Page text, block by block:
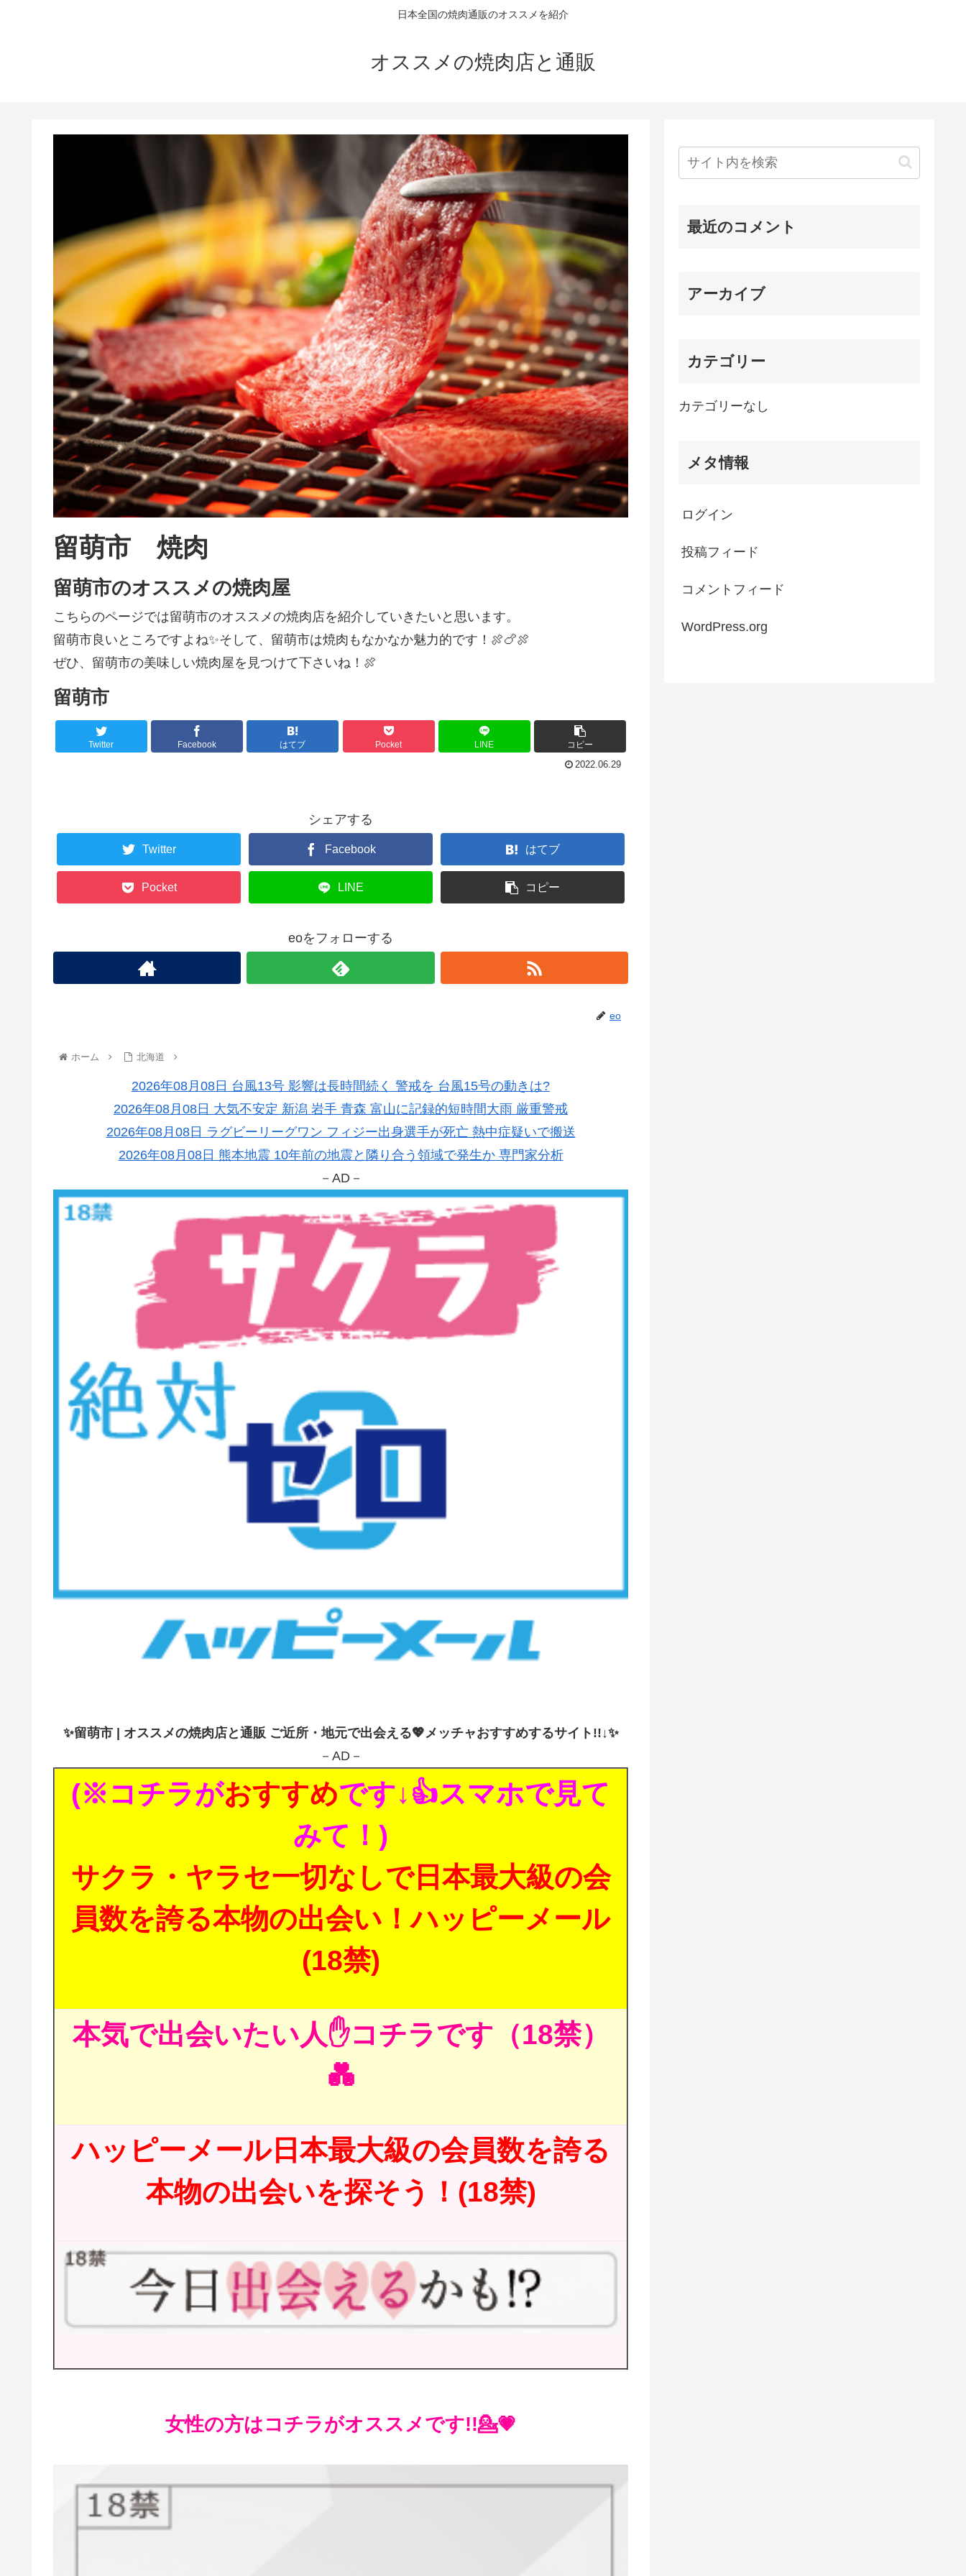
日本全国の焼肉通販のオススメを紹介
オススメの焼肉店と通販
留萌市 焼肉
留萌市のオススメの焼肉屋
こちらのページでは留萌市のオススメの焼肉店を紹介していきたいと思います。
留萌市良いところですよね✨そして、留萌市は焼肉もなかなか魅力的です！🍖🍗🍖
ぜひ、留萌市の美味しい焼肉屋を見つけて下さいね！🍖
留萌市
Twitter Facebook はてブ Pocket LINE コピー
2022.06.29
シェアする
Twitter Facebook はてブ
Pocket LINE コピー
eoをフォローする
eo
ホーム 北海道
2026年08月08日 台風13号 影響は長時間続く 警戒を 台風15号の動きは?
2026年08月08日 大気不安定 新潟 岩手 青森 富山に記録的短時間大雨 厳重警戒
2026年08月08日 ラグビーリーグワン フィジー出身選手が死亡 熱中症疑いで搬送
2026年08月08日 熊本地震 10年前の地震と隣り合う領域で発生か 専門家分析
－AD－
✨留萌市 | オススメの焼肉店と通販 ご近所・地元で出会える💖メッチャおすすめするサイト!!↓✨
－AD－
(※コチラがおすすめです↓👍スマホで見て
みて！)
サクラ・ヤラセ一切なしで日本最大級の会
員数を誇る本物の出会い！ハッピーメール
(18禁)
本気で出会いたい人✋コチラです（18禁）
💑
ハッピーメール日本最大級の会員数を誇る
本物の出会いを探そう！(18禁)
女性の方はコチラがオススメです!!💁💗
最近のコメント
アーカイブ
カテゴリー
カテゴリーなし
メタ情報
ログイン
投稿フィード
コメントフィード
WordPress.org